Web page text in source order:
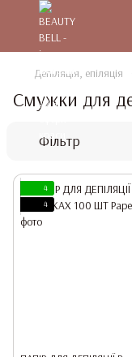
Депіляція, епіляція
Смужки для
Фільтр
4
4